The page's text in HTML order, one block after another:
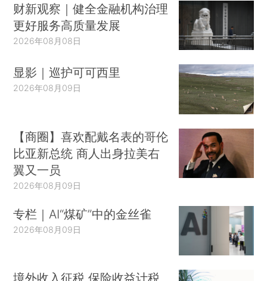
财新观察｜健全金融机构治理
更好服务高质量发展
2026年08月08日
显影｜巡护可可西里
2026年08月09日
【商圈】喜欢配戴名表的哥伦
比亚新总统 商人出身拉美右
翼又一员
2026年08月09日
专栏｜AI“煤矿”中的金丝雀
2026年08月09日
境外收入征税 保险收益计税